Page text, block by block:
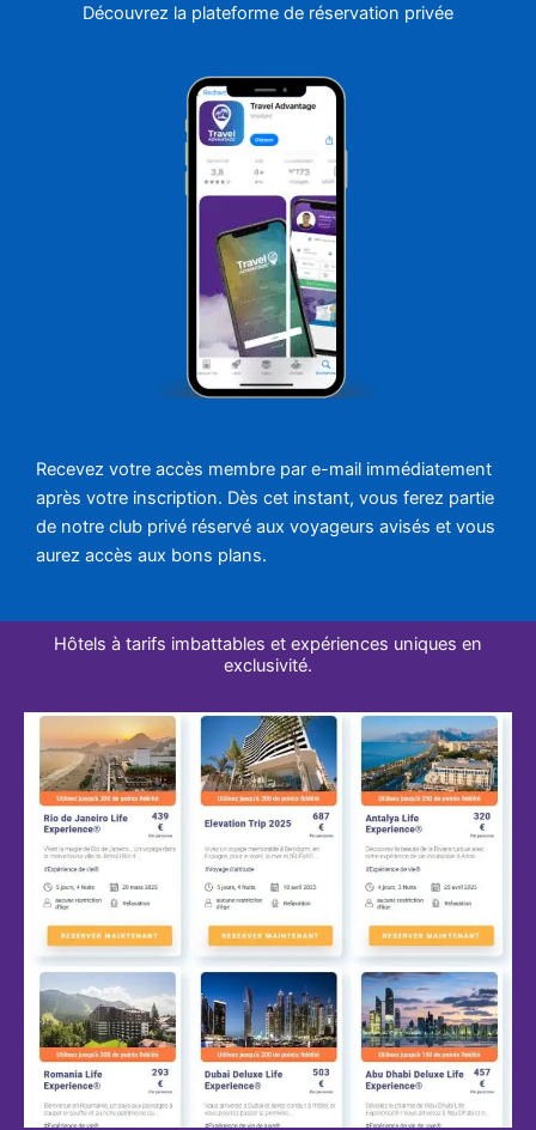
Découvrez la plateforme de réservation privée
Recevez votre accès membre par e-mail immédiatement
après votre inscription. Dès cet instant, vous ferez partie
de notre club privé réservé aux voyageurs avisés et vous
aurez accès aux bons plans.
Hôtels à tarifs imbattables et expériences uniques en
exclusivité.